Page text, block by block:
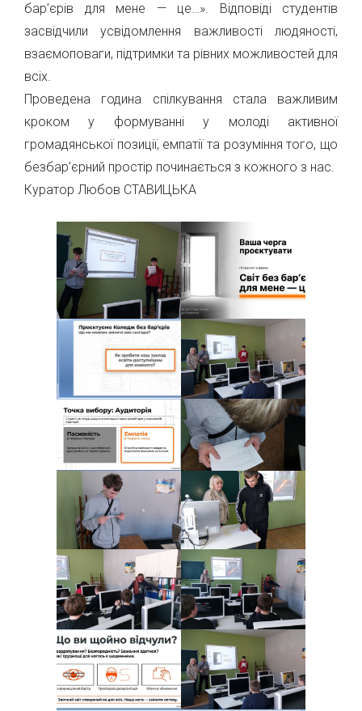
бар’єрів для мене — це…». Відповіді студентів
засвідчили усвідомлення важливості людяності,
взаємоповаги, підтримки та рівних можливостей для
всіх.
Проведена година спілкування стала важливим
кроком у формуванні у молоді активної
громадянської позиції, емпатії та розуміння того, що
безбар’єрний простір починається з кожного з нас.
Куратор Любов СТАВИЦЬКА